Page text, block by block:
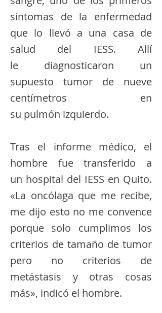
síntomas de la enfermedad
que lo llevó a una casa de
salud del IESS. Allí
le diagnosticaron un
supuesto tumor de nueve
centímetros en
su pulmón izquierdo.
Tras el informe médico, el
hombre fue transferido a
un hospital del IESS en Quito.
«La oncólaga que me recibe,
me dijo esto no me convence
porque solo cumplimos los
criterios de tamaño de tumor
pero no criterios de
metástasis y otras cosas
más», indicó el hombre.